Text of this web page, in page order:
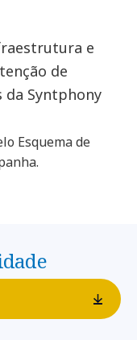
e
de
Syntphony
Esquema de